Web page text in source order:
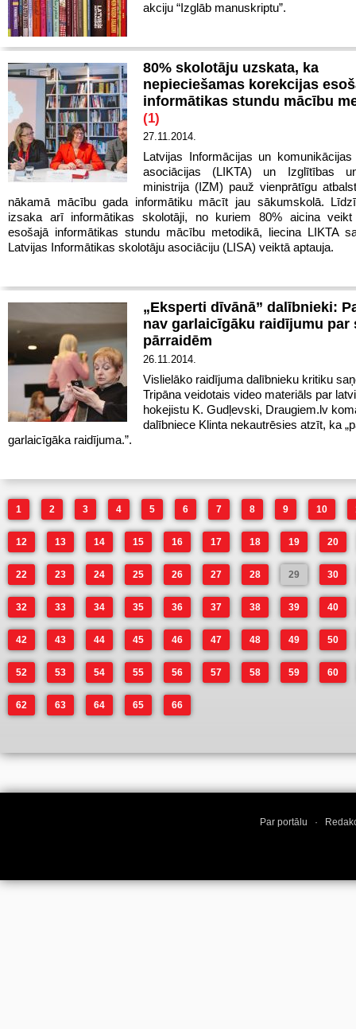
akciju “Izglāb manuskriptu”.
80% skolotāju uzskata, ka
nepieciešamas korekcijas
informātikas stundu mācību
(1)
27.11.2014.
Latvijas Informācijas un komunikācijas
asociācijas (LIKTA) un Izglītības
ministrija (IZM) pauž vienprātīgu
nākamā mācību gada informātiku mācīt jau sākumskolā.
izsaka arī informātikas skolotāji, no kuriem 80% aicina veikt
esošajā informātikas stundu mācību metodikā, liecina LIKTA
Latvijas Informātikas skolotāju asociāciju (LISA) veiktā aptauja.
„Eksperti dīvānā” dalībnieki:
nav garlaicīgāku raidījumu par
pārraidēm
26.11.2014.
Vislielāko raidījuma dalībnieku kritiku
Tripāna veidotais video materiāls par
hokejistu K. Gudļevski, Draugiem.lv
dalībniece Klinta nekautrēsies atzīt, ka
garlaicīgāka raidījuma.”.
1 2 3 4 5 6 7 8 9 10
12 13 14 15 16 17 18 19 20
22 23 24 25 26 27 28 29 30
32 33 34 35 36 37 38 39 40
42 43 44 45 46 47 48 49 50
52 53 54 55 56 57 58 59 60
62 63 64 65 66
Par portālu ·